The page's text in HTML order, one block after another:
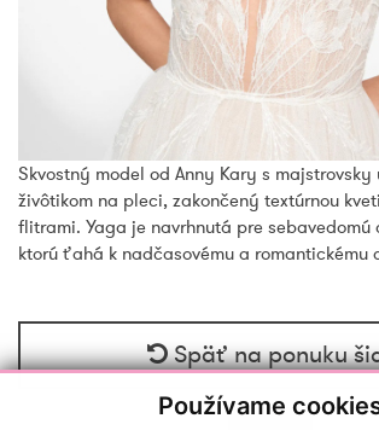
Používame
Skvostný model od Anny Kary s
živôtikom na pleci, zakončený textúrnou
flitrami. Yaga je navrhnutá pre sebavedomú
ktorú ťahá k nadčasovému a romantickému
Späť na ponuku